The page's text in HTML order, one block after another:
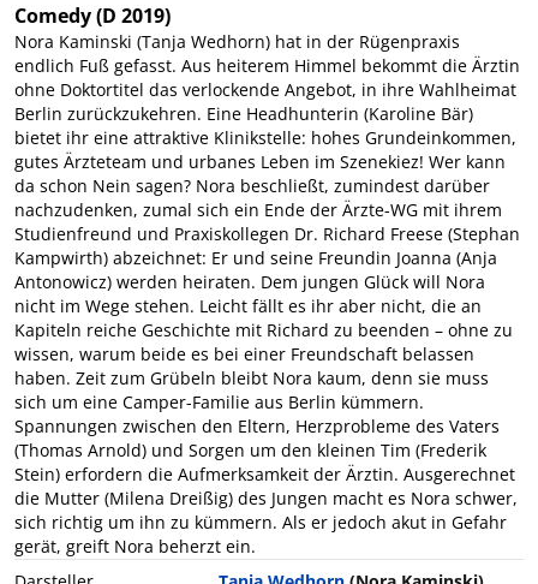
Comedy(D 2019)
Nora Kaminski (Tanja Wedhorn) hat in der Rügenpraxis
endlich Fuß gefasst. Aus heiterem Himmel bekommt die Ärztin
ohne Doktortitel das verlockende Angebot, in ihre Wahlheimat
Berlin zurückzukehren. Eine Headhunterin (Karoline Bär)
bietet ihr eine attraktive Klinikstelle: hohes Grundeinkommen,
gutes Ärzteteam und urbanes Leben im Szenekiez! Wer kann
da schon Nein sagen? Nora beschließt, zumindest darüber
nachzudenken, zumal sich ein Ende der Ärzte-WG mit ihrem
Studienfreund und Praxiskollegen Dr. Richard Freese (Stephan
Kampwirth) abzeichnet: Er und seine Freundin Joanna (Anja
Antonowicz) werden heiraten. Dem jungen Glück will Nora
nicht im Wege stehen. Leicht fällt es ihr aber nicht, die an
Kapiteln reiche Geschichte mit Richard zu beenden – ohne zu
wissen, warum beide es bei einer Freundschaft belassen
haben. Zeit zum Grübeln bleibt Nora kaum, denn sie muss
sich um eine Camper-Familie aus Berlin kümmern.
Spannungen zwischen den Eltern, Herzprobleme des Vaters
(Thomas Arnold) und Sorgen um den kleinen Tim (Frederik
Stein) erfordern die Aufmerksamkeit der Ärztin. Ausgerechnet
die Mutter (Milena Dreißig) des Jungen macht es Nora schwer,
sich richtig um ihn zu kümmern. Als er jedoch akut in Gefahr
gerät, greift Nora beherzt ein.